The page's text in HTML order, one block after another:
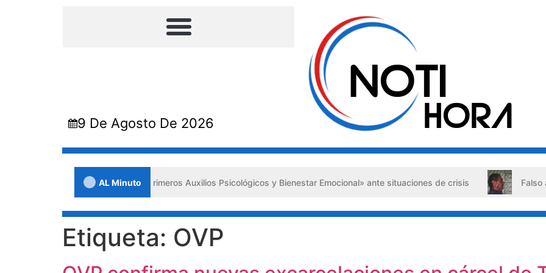
9 De Agosto De 2026
AL Minuto
impulsa los «Primeros Auxilios Psicológicos y Bienestar Emocional» ante situaciones de crisis Falso abogado detenido
Etiqueta: OVP